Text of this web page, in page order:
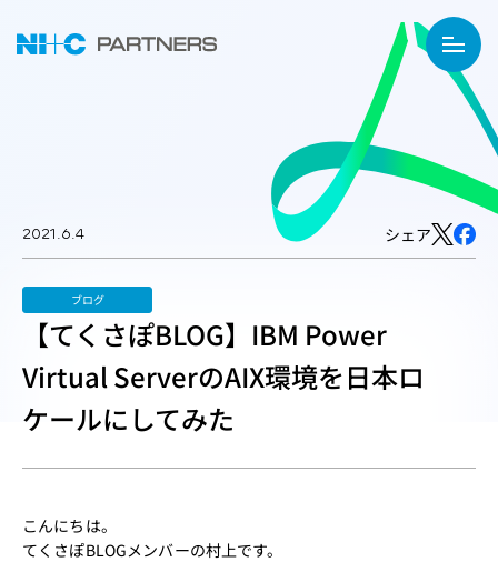
2021.6.4 シェア
ブログ
【てくさぽBLOG】IBM Power
Virtual ServerのAIX環境を日本ロ
ケールにしてみた
こんにちは。
てくさぽBLOGメンバーの村上です。